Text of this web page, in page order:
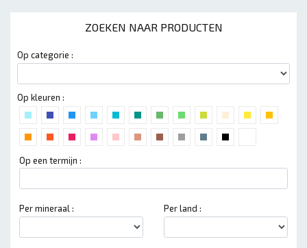
ZOEKEN NAAR PRODUCTEN
Op categorie :
Op kleuren :
Op een termijn :
Per mineraal : Per land :